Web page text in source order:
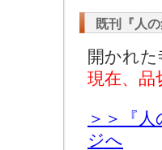
既刊『人
開かれ
現在、
＞＞『
ジへ